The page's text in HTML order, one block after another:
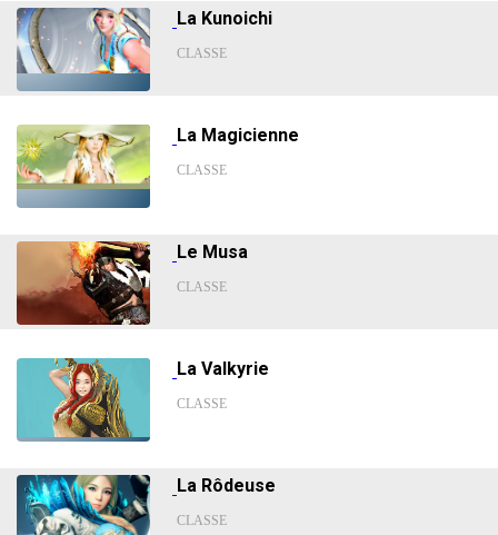
La Kunoichi
CLASSE
La Magicienne
CLASSE
Le Musa
CLASSE
La Valkyrie
CLASSE
La Rôdeuse
CLASSE